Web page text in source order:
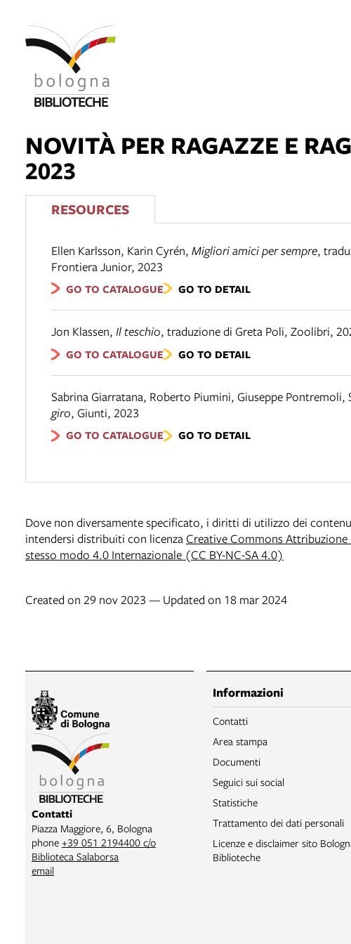
NOVITÀ PER RAGAZZE E
2023
RESOURCES
Ellen Karlsson, Karin Cyrén, Migliori amici per sempre,
Frontiera Junior, 2023
GO TO CATALOGUE GO TO DETAIL
Jon Klassen, Il teschio, traduzione di Greta Poli, Zoolibri,
GO TO CATALOGUE GO TO DETAIL
Sabrina Giarratana, Roberto Piumini, Giuseppe Pontremoli,
giro, Giunti, 2023
GO TO CATALOGUE GO TO DETAIL
Dove non diversamente specificato, i diritti di utilizzo dei
intendersi distribuiti con licenza Creative Commons
stesso modo 4.0 Internazionale (CC BY-NC-SA 4.0)
Created on 29 nov 2023 — Updated on 18 mar 2024
Contatti
Piazza Maggiore, 6, Bologna
phone +39 051 2194400 c/o
Biblioteca Salaborsa
email
Informazioni
Contatti
Area stampa
Documenti
Seguici sui social
Statistiche
Trattamento dei dati personali
Licenze e disclaimer sito
Biblioteche